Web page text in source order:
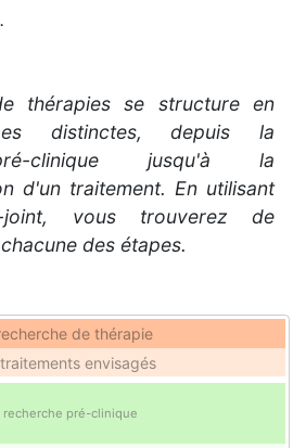
thérapies se structure en
distinctes, depuis la
clinique jusqu'à la
d'un traitement. En utilisant
vous trouverez de
des étapes.
de thérapie
envisagés
recherche pré-clinique